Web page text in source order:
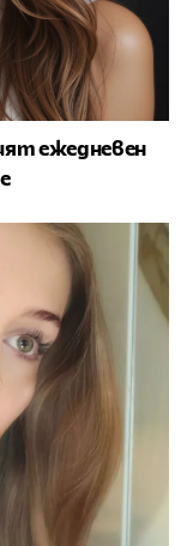
ежедневен